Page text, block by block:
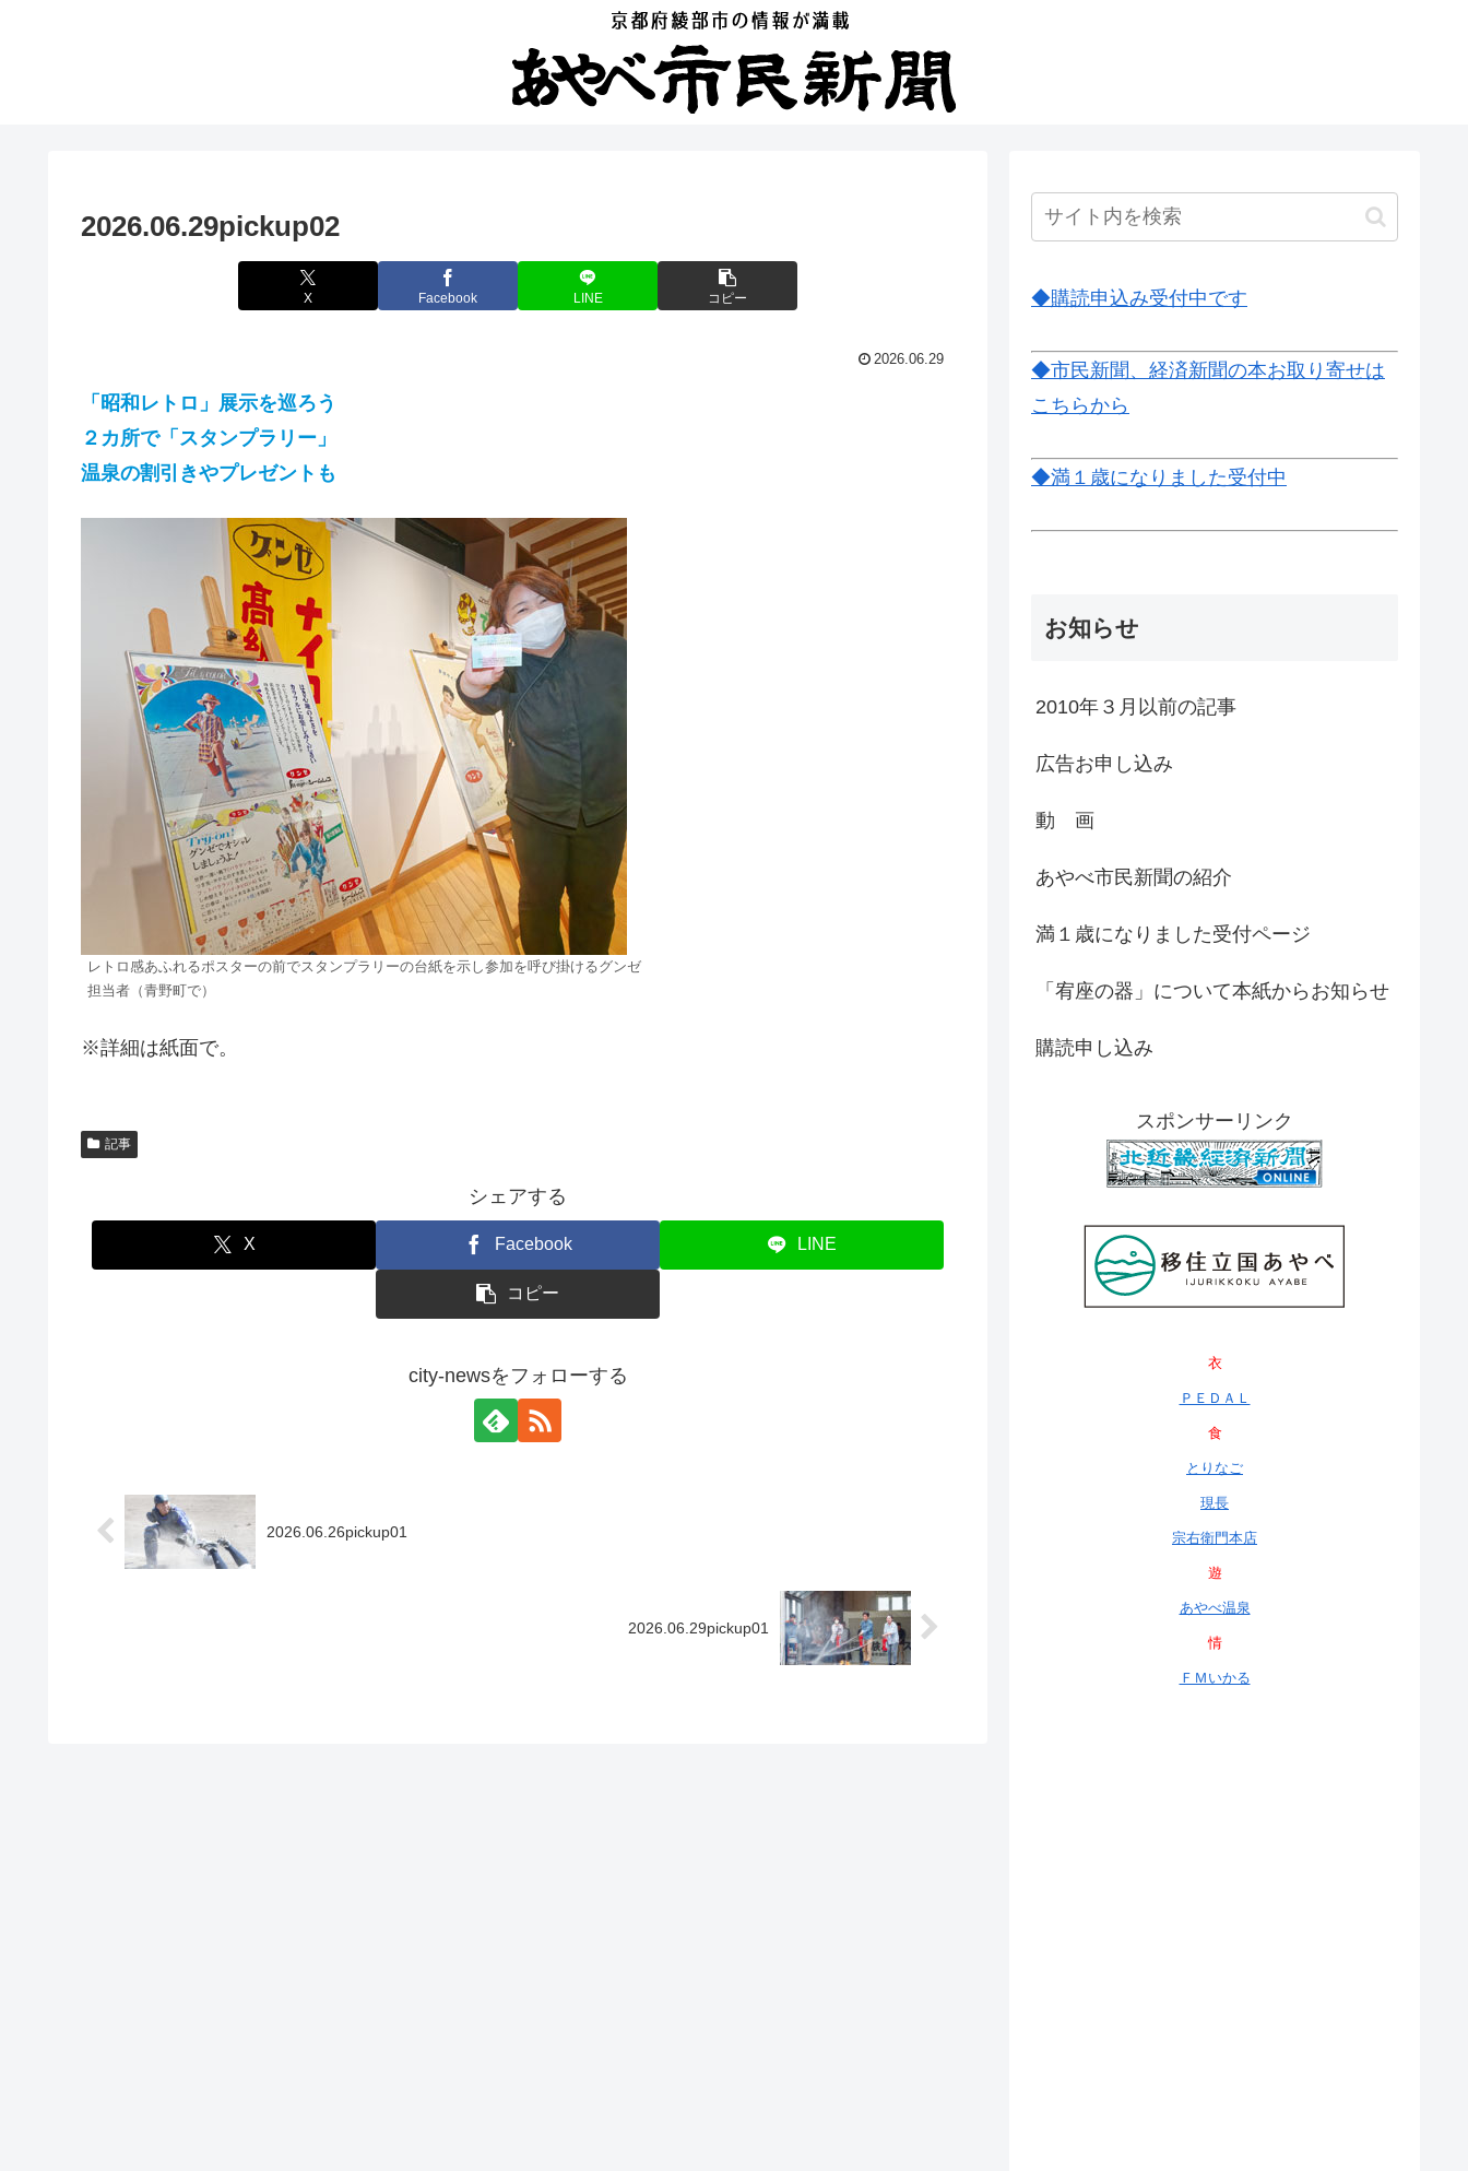
2026.06.29pickup02
X Facebook LINE コピー
2026.06.29
「昭和レトロ」展示を巡ろう
２カ所で「スタンプラリー」
温泉の割引きやプレゼントも
レトロ感あふれるポスターの前でスタンプラリーの台紙を示し参加を呼び掛けるグンゼ
担当者（青野町で）
※詳細は紙面で。
記事
シェアする
X Facebook LINE
コピー
city-newsをフォローする
2026.06.26pickup01
2026.06.29pickup01
◆購読申込み受付中です
◆市民新聞、経済新聞の本お取り寄せは
こちらから
◆満１歳になりました受付中
お知らせ
2010年３月以前の記事
広告お申し込み
動 画
あやべ市民新聞の紹介
満１歳になりました受付ページ
「宥座の器」について本紙からお知らせ
購読申し込み
スポンサーリンク
衣
ＰＥＤＡＬ
食
とりなご
現長
宗右衛門本店
遊
あやべ温泉
情
ＦＭいかる